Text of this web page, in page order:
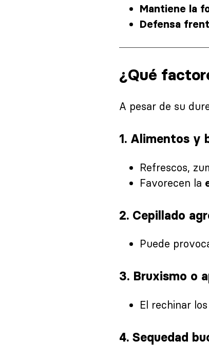
Mantiene la
Defensa
¿Qué
A pesar de su
1. Alimentos y
Refrescos,
Favorecen la
2. Cepillado
Puede
3. Bruxismo o
El rechinar
4. Sequedad